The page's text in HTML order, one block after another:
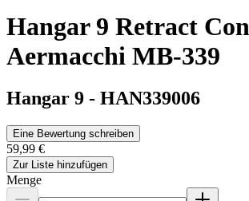
Hangar 9 Retract
Aermacchi MB-339
Hangar 9 - HAN339006
Eine Bewertung schreiben
59,99 €
Zur Liste hinzufügen
Menge